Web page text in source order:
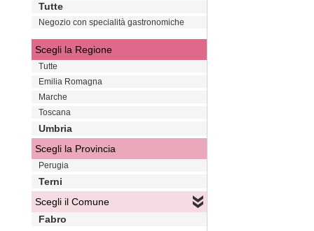
Tutte
Negozio con specialità gastronomiche
Scegli la Regione
Tutte
Emilia Romagna
Marche
Toscana
Umbria
Scegli la Provincia
Perugia
Terni
Scegli il Comune
Fabro